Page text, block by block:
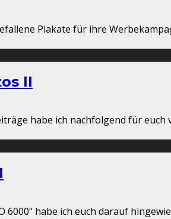
Plakate für ihre
II
habe ich nachfolgend für
habe ich euch darauf